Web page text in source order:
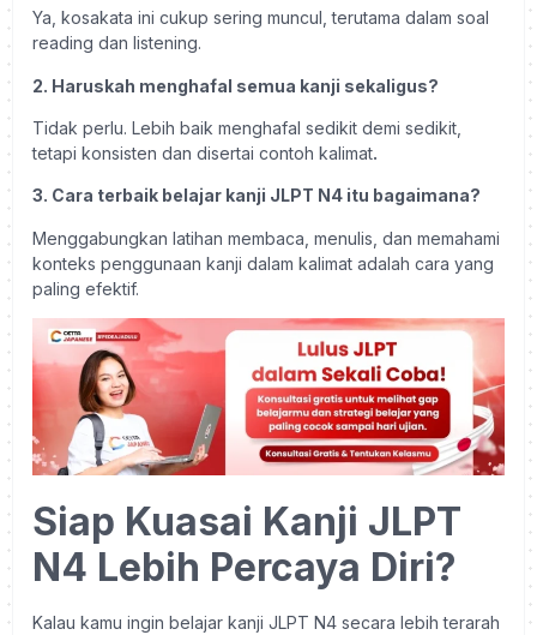
Ya, kosakata ini cukup sering muncul, terutama dalam soal
reading dan listening.
2. Haruskah menghafal semua kanji sekaligus?
Tidak perlu. Lebih baik menghafal sedikit demi sedikit,
tetapi konsisten dan disertai contoh kalimat.
3. Cara terbaik belajar kanji JLPT N4 itu bagaimana?
Menggabungkan latihan membaca, menulis, dan memahami
konteks penggunaan kanji dalam kalimat adalah cara yang
paling efektif.
Siap Kuasai Kanji JLPT
N4 Lebih Percaya Diri?
Kalau kamu ingin belajar kanji JLPT N4 secara lebih terarah